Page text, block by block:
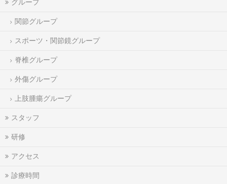
グループ
関節グループ
スポーツ・関節鏡グループ
脊椎グループ
外傷グループ
上肢腫瘍グループ
スタッフ
研修
アクセス
診療時間